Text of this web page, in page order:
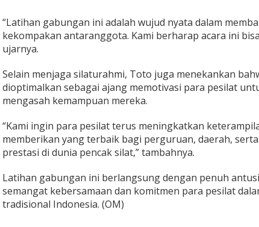
“Latihan gabungan ini adalah wujud nyata dalam
kekompakan antaranggota. Kami berharap acara ini
ujarnya.
Selain menjaga silaturahmi, Toto juga menekankan
dioptimalkan sebagai ajang memotivasi para pesilat
mengasah kemampuan mereka.
“Kami ingin para pesilat terus meningkatkan
memberikan yang terbaik bagi perguruan, daerah,
prestasi di dunia pencak silat,” tambahnya.
Latihan gabungan ini berlangsung dengan penuh
semangat kebersamaan dan komitmen para pesilat
tradisional Indonesia. (OM)